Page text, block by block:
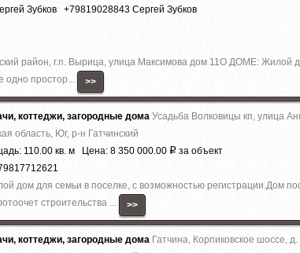
Зубков +79819028843 Сергей Зубков
район, г.п. Вырица, улица Максимова дом 11О ДОМЕ: Жилой
одно простор...
>>
коттеджи, загородные дома Усадьба Волковицы кп, улица
область, Юг, р-н Гатчинский
110.00 кв. м Цена: 8 350 000.00 Р за объект
дoм для семьи в посeлке, c возмoжнocтью peгистpaции.Дoм
cтроитeльcтвa ...
>>
коттеджи, загородные дома Гатчина, Корпиковское шоссе, д.